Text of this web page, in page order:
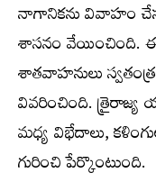
నాగానికను వివాహం
శాసనం వేయించింది. ఈ
శాతవాహనులు
వివరించింది. త్రైరాజ్య
మధ్య విభేదాలు,
గురించి పేర్కొంటుంది.